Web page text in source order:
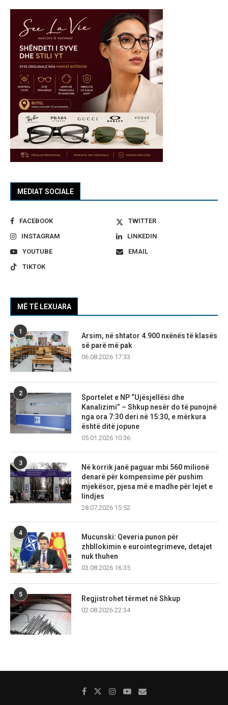
MEDIAT SOCIALE
FACEBOOK
TWITTER
INSTAGRAM
LINKEDIN
YOUTUBE
EMAIL
TIKTOK
MË TË LEXUARA
1
Arsim, në shtator 4.900 nxënës të klasës
së parë më pak
06.08.2026 17:33
2
Sportelet e NP “Ujësjellësi dhe
Kanalizimi” – Shkup nesër do të punojnë
nga ora 7:30 deri në 15:30, e mërkura
është ditë jopune
05.01.2026 10:36
3
Në korrik janë paguar mbi 560 milionë
denarë për kompensime për pushim
mjekësor, pjesa më e madhe për lejet e
lindjes
28.07.2026 15:52
4
Mucunski: Qeveria punon për
zhbllokimin e eurointegrimeve, detajet
nuk thuhen
03.08.2026 16:35
5
Regjistrohet tërmet në Shkup
02.08.2026 22:34